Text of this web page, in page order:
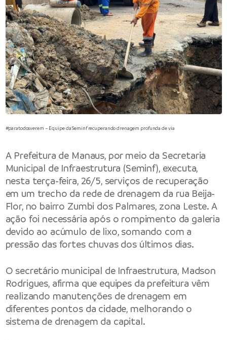
#paratodosverem – Equipe da Seminf recuperando drenagem profunda de via
A Prefeitura de Manaus, por meio da Secretaria
Municipal de Infraestrutura (Seminf), executa,
nesta terça-feira, 26/5, serviços de recuperação
em um trecho da rede de drenagem da rua Beija-
Flor, no bairro Zumbi dos Palmares, zona Leste. A
ação foi necessária após o rompimento da galeria
devido ao acúmulo de lixo, somando com a
pressão das fortes chuvas dos últimos dias.
O secretário municipal de Infraestrutura, Madson
Rodrigues, afirma que equipes da prefeitura vêm
realizando manutenções de drenagem em
diferentes pontos da cidade, melhorando o
sistema de drenagem da capital.